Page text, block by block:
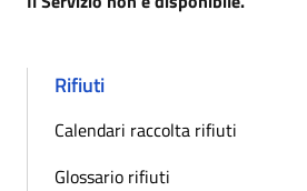
Rifiuti
Calendari raccolta rifiuti
Glossario rifiuti